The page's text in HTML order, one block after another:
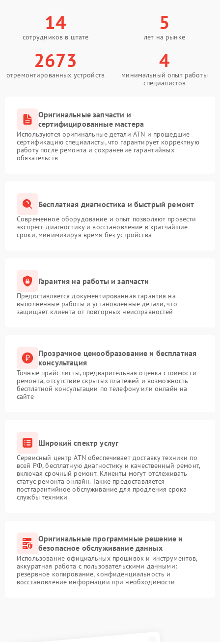
14
сотрудников в штате
5
лет на рынке
2673
отремонтированных устройств
4
минимальный опыт работы
специалистов
Оригинальные запчасти и
сертифицированные мастера
Используются оригинальные детали ATN и прошедшие
сертификацию специалисты, что гарантирует корректную
работу после ремонта и сохранение гарантийных
обязательств
Бесплатная диагностика и быстрый ремонт
Современное оборудование и опыт позволяют провести
экспресс-диагностику и восстановление в кратчайшие
сроки, минимизируя время без устройства
Гарантия на работы и запчасти
Предоставляется документированная гарантия на
выполненные работы и установленные детали, что
защищает клиента от повторных неисправностей
Прозрачное ценообразование и бесплатная
консультация
Точные прайс-листы, предварительная оценка стоимости
ремонта, отсутствие скрытых платежей и возможность
бесплатной консультации по телефону или онлайн на
сайте
Широкий спектр услуг
Сервисный центр ATN обеспечивает доставку техники по
всей РФ, бесплатную диагностику и качественный ремонт,
включая срочный ремонт. Клиенты могут отслеживать
статус ремонта онлайн. Также предоставляется
постгарантийное обслуживание для продления срока
службы техники
Оригинальные программные решение и
безопасное обслуживание данных
Использование официальных прошивок и инструментов,
аккуратная работа с пользовательскими данными:
резервное копирование, конфиденциальность и
восстановление информации при необходимости